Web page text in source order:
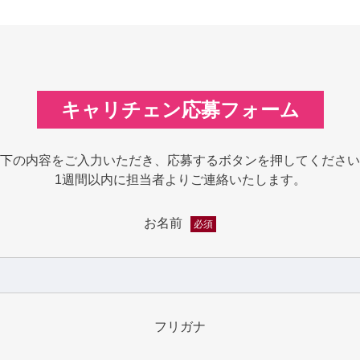
キャリチェン応募フォーム
の内容をご入力いただき、応募するボタンを押してくださ
1週間以内に担当者よりご連絡いたします。
お名前 必須
フリガナ